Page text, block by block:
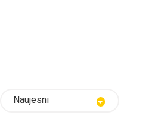
Naujesni